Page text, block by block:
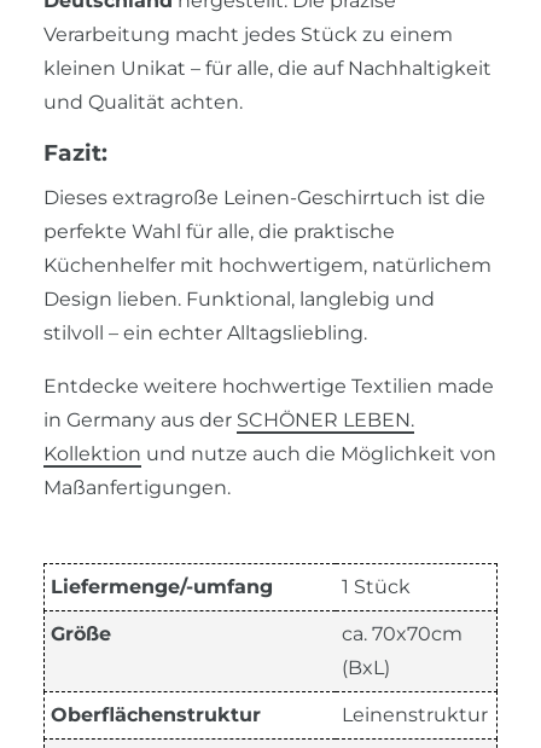
Verarbeitung macht jedes Stück zu einem
kleinen Unikat – für alle, die auf Nachhaltigkeit
und Qualität achten.
Fazit:
Dieses extragroße Leinen-Geschirrtuch ist die
perfekte Wahl für alle, die praktische
Küchenhelfer mit hochwertigem, natürlichem
Design lieben. Funktional, langlebig und
stilvoll – ein echter Alltagsliebling.
Entdecke weitere hochwertige Textilien made
in Germany aus der SCHÖNER LEBEN.
Kollektion und nutze auch die Möglichkeit von
Maßanfertigungen.
Liefermenge/-umfang 1 Stück
Größe
ca. 70x70cm
(BxL)
Oberflächenstruktur Leinenstruktur